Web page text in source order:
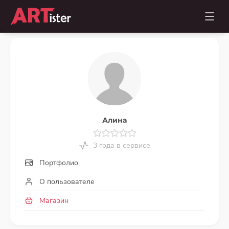
Алина
3 года в сервисе
Портфолио
О пользователе
Магазин